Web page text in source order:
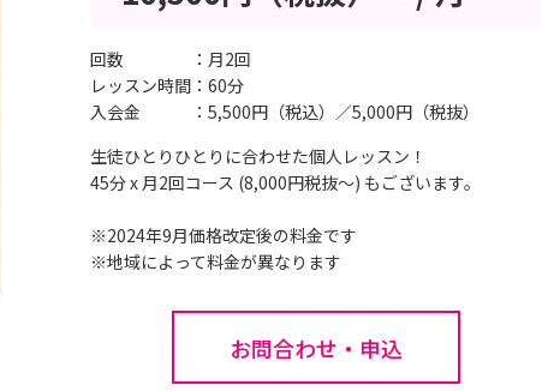
回数
月2回
レッスン時間
60分
入会金
5,500円（税込）／5,000円（税抜）
生徒ひとりひとりに合わせた個人レッスン！
45分 x 月2回コース (8,000円税抜～) もございます。
※2024年9月価格改定後の料金です
※地域によって料金が異なります
お問合わせ・申込